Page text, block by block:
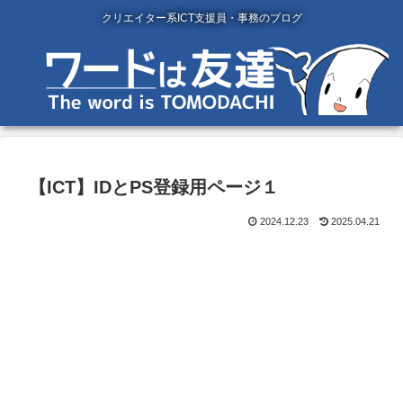
クリエイター系ICT支援員・事務のブログ
【ICT】IDとPS登録用ページ１
2024.12.23 2025.04.21